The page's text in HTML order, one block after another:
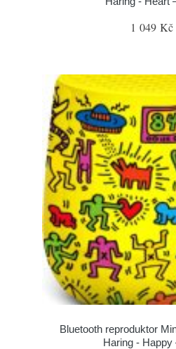
1 049 Kč
Bluetooth reproduktor
Haring - Happy